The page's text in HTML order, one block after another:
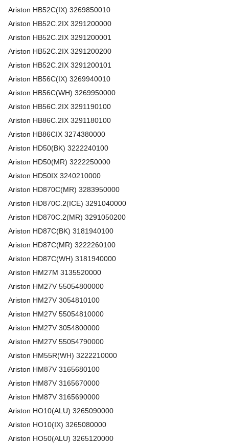
Ariston HB52C(IX) 3269850010
Ariston HB52C.2IX 3291200000
Ariston HB52C.2IX 3291200001
Ariston HB52C.2IX 3291200200
Ariston HB52C.2IX 3291200101
Ariston HB56C(IX) 3269940010
Ariston HB56C(WH) 3269950000
Ariston HB56C.2IX 3291190100
Ariston HB86C.2IX 3291180100
Ariston HB86CIX 3274380000
Ariston HD50(BK) 3222240100
Ariston HD50(MR) 3222250000
Ariston HD50IX 3240210000
Ariston HD870C(MR) 3283950000
Ariston HD870C.2(ICE) 3291040000
Ariston HD870C.2(MR) 3291050200
Ariston HD87C(BK) 3181940100
Ariston HD87C(MR) 3222260100
Ariston HD87C(WH) 3181940000
Ariston HM27M 3135520000
Ariston HM27V 55054800000
Ariston HM27V 3054810100
Ariston HM27V 55054810000
Ariston HM27V 3054800000
Ariston HM27V 55054790000
Ariston HM55R(WH) 3222210000
Ariston HM87V 3165680100
Ariston HM87V 3165670000
Ariston HM87V 3165690000
Ariston HO10(ALU) 3265090000
Ariston HO10(IX) 3265080000
Ariston HO50(ALU) 3265120000